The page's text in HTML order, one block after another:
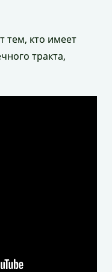
тем, кто имеет
тракта,